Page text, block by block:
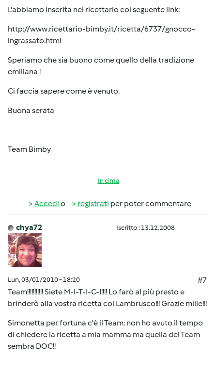
L'abbiamo inserita nel ricettario col seguente link:
http://www.ricettario-bimby.it/ricetta/6737/gnocco-
ingrassato.html
Speriamo che sia buono come quello della tradizione
emiliana !
Ci faccia sapere come è venuto.
Buona serata
Team Bimby
In cima
Accedi o registrati per poter commentare
chya72 Iscritto : 13.12.2008
Lun, 03/01/2010 - 18:20
#7
Team!!!!!!!!!!! Siete M-I-T-I-C-I!!!! Lo farò al più presto e
brinderò alla vostra ricetta col Lambrusco!!! Grazie mille!!!
Simonetta per fortuna c'è il Team: non ho avuto il tempo
di chiedere la ricetta a mia mamma ma quella del Team
sembra DOC!!